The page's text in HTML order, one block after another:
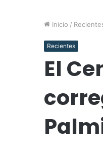
Inicio /
Recientes
El